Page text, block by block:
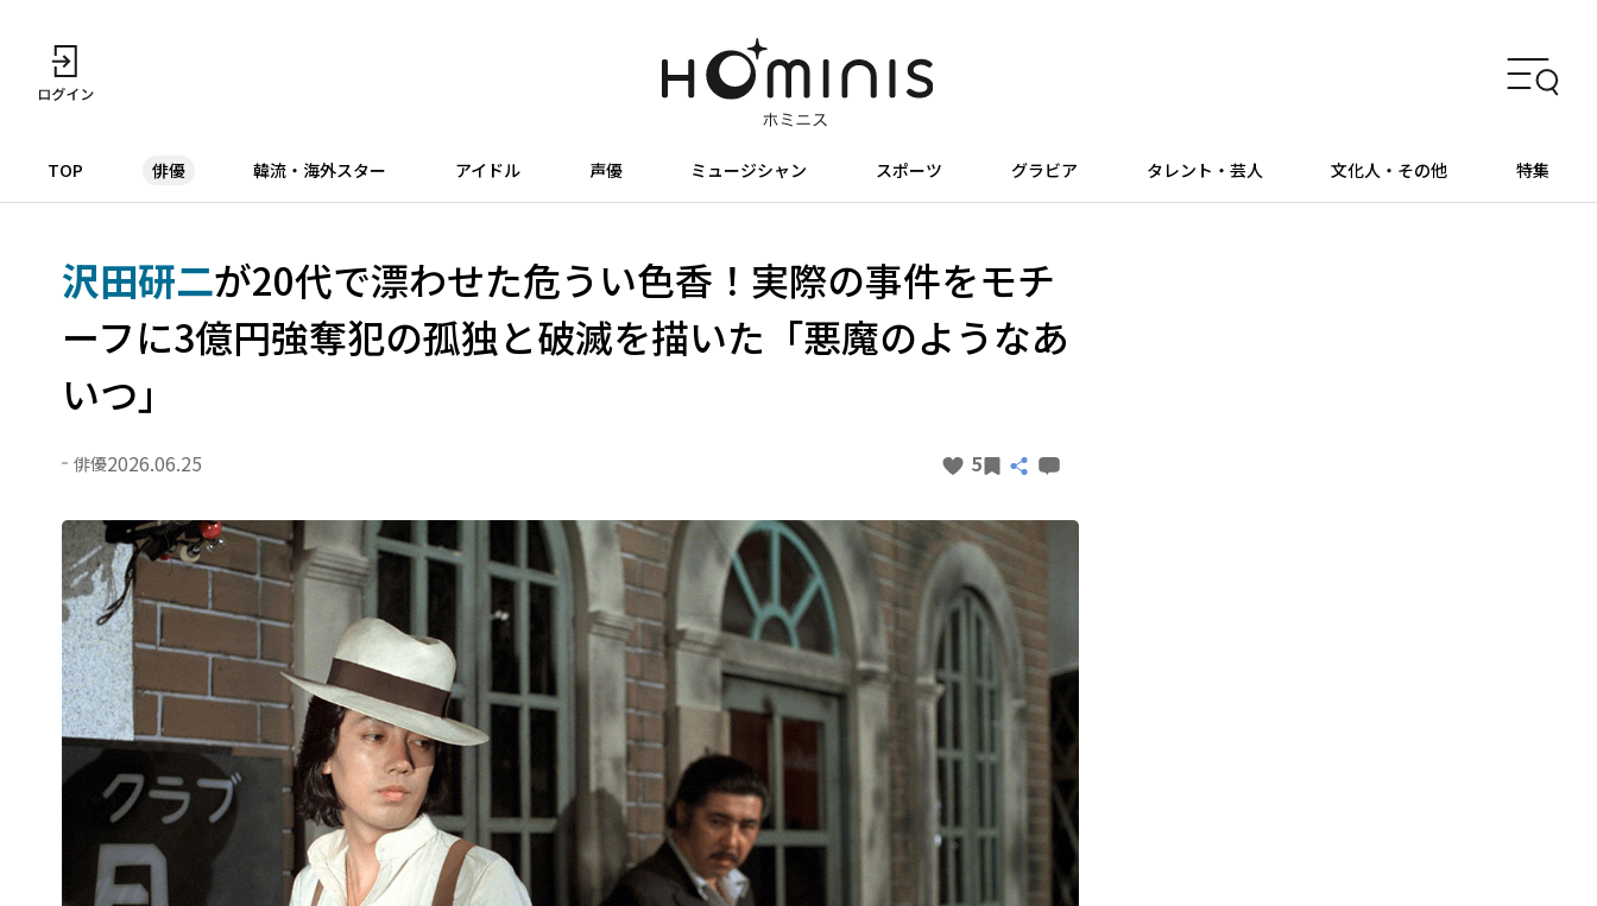
TOP 俳優 韓流・海外スター アイドル 声優 ミュージシャン スポーツ グラビア タレント・芸人 文化人・その他 特集
沢田研二が20代で漂わせた危うい色香！実際の事件をモチ
ーフに3億円強奪犯の孤独と破滅を描いた「悪魔のようなあ
いつ」
俳優2026.06.25 5